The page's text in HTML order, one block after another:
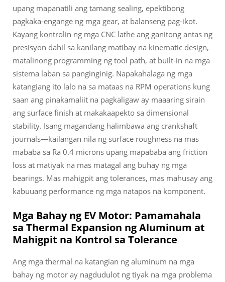
upang mapanatili ang tamang sealing, epektibong
pagkaka-engange ng mga gear, at balanseng pag-ikot.
Kayang kontrolin ng mga CNC lathe ang ganitong antas ng
presisyon dahil sa kanilang matibay na kinematic design,
matalinong programming ng tool path, at built-in na mga
sistema laban sa panginginig. Napakahalaga ng mga
katangiang ito lalo na sa mataas na RPM operations kung
saan ang pinakamaliit na pagkaligaw ay maaaring sirain
ang surface finish at makakaapekto sa dimensional
stability. Isang magandang halimbawa ang crankshaft
journals—kailangan nila ng surface roughness na mas
mababa sa Ra 0.4 microns upang mapababa ang friction
loss at matiyak na mas matagal ang buhay ng mga
bearings. Mas mahigpit ang tolerances, mas mahusay ang
kabuuang performance ng mga natapos na komponent.
Mga Bahay ng EV Motor: Pamamahala
sa Thermal Expansion ng Aluminum at
Mahigpit na Kontrol sa Tolerance
Ang mga thermal na katangian ng aluminum na mga
bahay ng motor ay nagdudulot ng tiyak na mga problema